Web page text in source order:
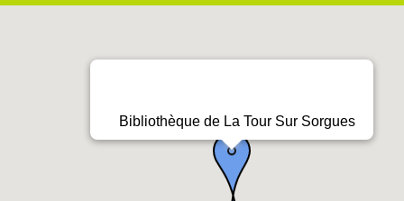
Bibliothèque de La Tour Sur Sorgues